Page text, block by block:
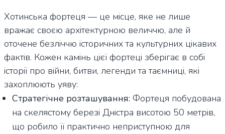
Хотинська фортеця — це місце, яке не лише
вражає своєю архітектурною величчю, але й
оточене безліччю історичних та культурних цікавих
фактів. Кожен камінь цієї фортеці зберігає в собі
історії про війни, битви, легенди та таємниці, які
захоплюють уяву:
Стратегічне розташування: Фортеця побудована
на скелястому березі Дністра висотою 50 метрів,
що робило її практично неприступною для